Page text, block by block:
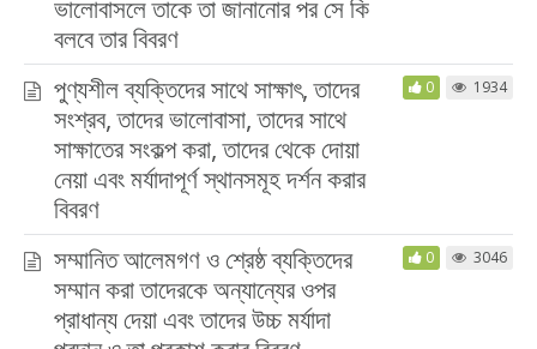
ভালোবাসলে তাকে তা জানানোর পর সে কি
বলবে তার বিবরণ
পুণ্যশীল ব্যক্তিদের সাথে সাক্ষাৎ, তাদের
সংশ্রব, তাদের ভালোবাসা, তাদের সাথে
সাক্ষাতের সংকল্প করা, তাদের থেকে দোয়া
নেয়া এবং মর্যাদাপূর্ণ স্থানসমূহ দর্শন করার
বিবরণ
0 1934
সম্মানিত আলেমগণ ও শ্রেষ্ঠ ব্যক্তিদের
সম্মান করা তাদেরকে অন্যান্যের ওপর
প্রাধান্য দেয়া এবং তাদের উচ্চ মর্যাদা
0 3046